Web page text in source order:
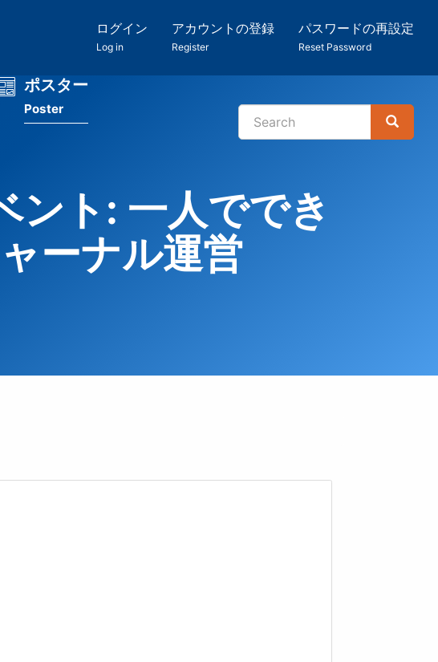
ログイン
Log in
アカウントの登録
Register
パスワードの再設定
Reset Password
ポスター
Poster
検
Search
Search
ント: 一人ででき
ーナル運営